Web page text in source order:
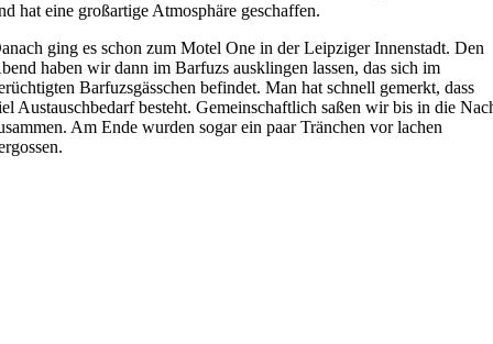
hat eine großartige Atmosphäre geschaffen.
ging es schon zum Motel One in der Leipziger Innenstadt. Den
haben wir dann im Barfuzs ausklingen lassen, das sich im
Barfuzsgässchen befindet. Man hat schnell gemerkt, dass
Austauschbedarf besteht. Gemeinschaftlich saßen wir bis in die
Am Ende wurden sogar ein paar Tränchen vor lachen